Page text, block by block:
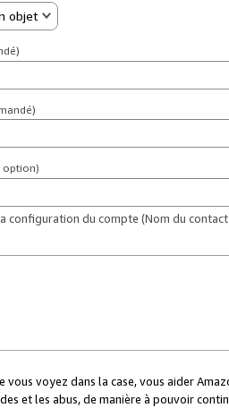
objet
option)
configuration du compte (Nom du
vous voyez dans la case, vous aider
et les abus, de manière à pouvoir